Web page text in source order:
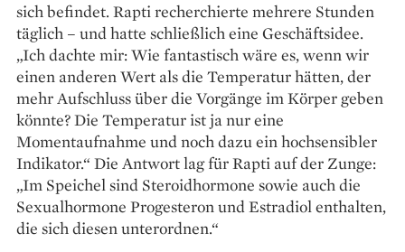
sich befindet. Rapti recherchierte mehrere Stunden
täglich – und hatte schließlich eine Geschäftsidee.
„Ich dachte mir: Wie fantastisch wäre es, wenn wir
einen anderen Wert als die Temperatur hätten, der
mehr Aufschluss über die Vorgänge im Körper geben
könnte? Die Temperatur ist ja nur eine
Momentaufnahme und noch dazu ein hochsensibler
Indikator.“ Die Antwort lag für Rapti auf der Zunge:
„Im Speichel sind Steroidhormone sowie auch die
Sexual­hormone Progesteron und Estradiol enthalten,
die sich diesen unter­ordnen.“